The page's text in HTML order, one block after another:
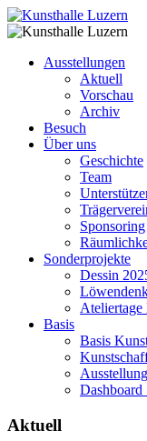
Ausstellungen
Aktuell
Vorschau
Archiv
Besuch
Über uns
Geschichte
Team
Sponsoring
Sonderprojekte
Dessin
Ateliertage
Basis
Basis
Dashboard
Aktuell